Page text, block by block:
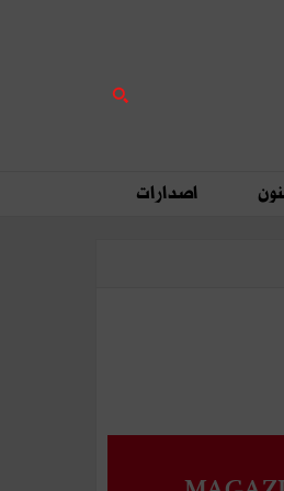
اصدارات